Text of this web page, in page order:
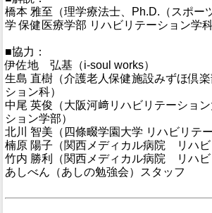
橋本 雅至（理学療法士、Ph.D.（スポー
学 保健医療学部 リハビリテーション学
■協力：
伊佐地 弘基（i-soul works）
生島 直樹（介護老人保健施設みずほ倶
ション科）
中尾 英俊（大阪河﨑リハビリテーショ
ション学部）
北川 智美（四條畷学園大学 リハビリテ
楠原 陽子（関西メディカル病院 リハビ
竹内 勝利（関西メディカル病院 リハビ
あしべん（あしの勉強会）スタッフ